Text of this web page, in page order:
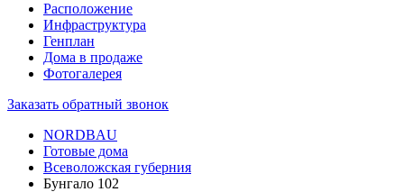
Расположение
Инфраструктура
Генплан
Дома в продаже
Фотогалерея
Заказать обратный звонок
NORDBAU
Готовые дома
Всеволожская губерния
Бунгало 102